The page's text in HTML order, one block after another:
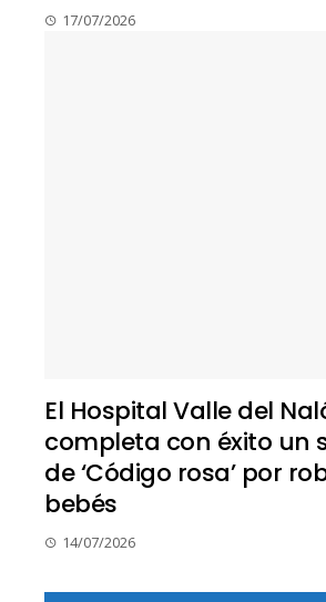
17/07/2026
El Hospital Valle del
completa con éxito un
de ‘Código rosa’ por
bebés
14/07/2026